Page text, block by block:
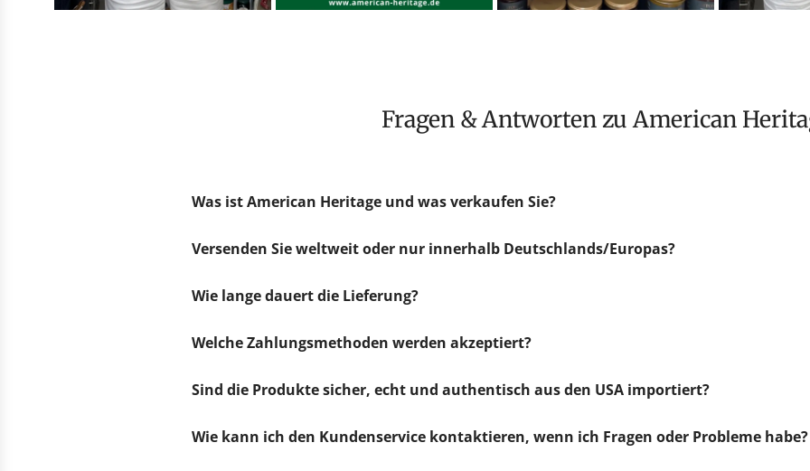
Fragen & Antworten zu American
Was ist American Heritage und was verkaufen Sie?
Versenden Sie weltweit oder nur innerhalb Deutschlands/Europas?
Wie lange dauert die Lieferung?
Welche Zahlungsmethoden werden akzeptiert?
Sind die Produkte sicher, echt und authentisch aus den USA importiert?
Wie kann ich den Kundenservice kontaktieren, wenn ich Fragen oder Probleme habe?